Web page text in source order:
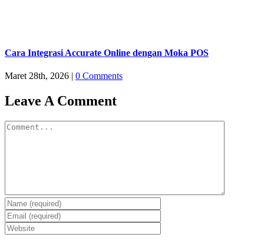
Cara Integrasi Accurate Online dengan Moka POS
Maret 28th, 2026 | 0 Comments
Leave A Comment
Comment